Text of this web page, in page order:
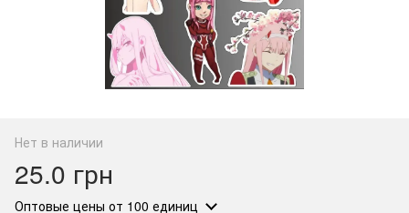
Нет в наличии
25.0 грн
Оптовые цены от 100 единиц